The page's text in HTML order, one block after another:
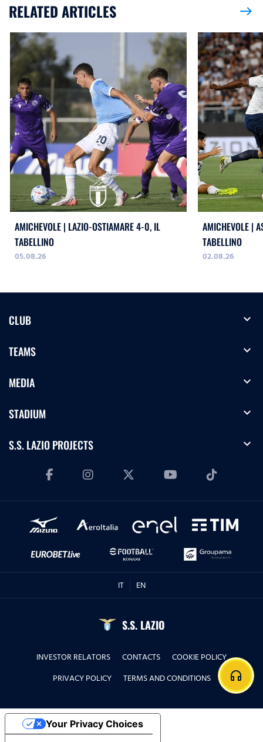
RELATED ARTICLES east
AMICHEVOLE | LAZIO-OSTIAMARE 4-0, IL
TABELLINO
05.08.26
AMICHEVOLE |
TABELLINO
02.08.26
CLUB expand_more
TEAMS expand_more
MEDIA expand_more
STADIUM expand_more
S.S. LAZIO PROJECTS expand_more
IT EN
S.S. LAZIO
INVESTOR RELATORS CONTACTS
COOKIE POLICY
PRIVACY POLICY
TERMS AND CONDITIONS headphones
Your Privacy Choices